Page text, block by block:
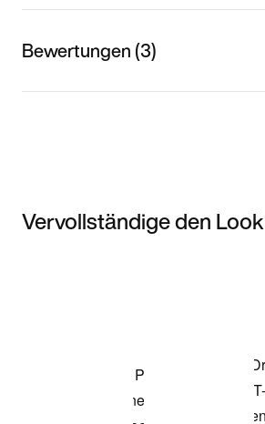
Bewertungen (3)
Vervollständige den Look